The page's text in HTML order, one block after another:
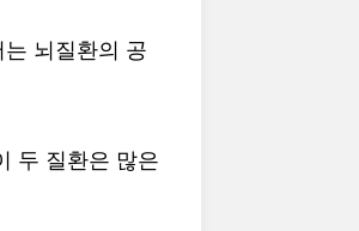
뇌질환의 공
두 질환은 많은